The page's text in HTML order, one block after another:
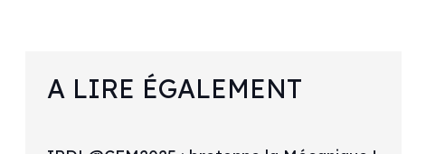
A LIRE ÉGALEMENT